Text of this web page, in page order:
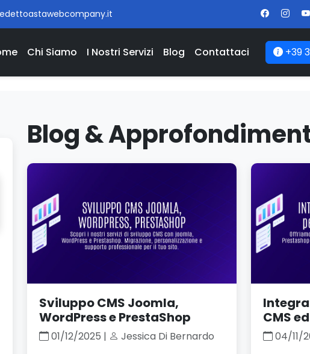
Chi Siamo I Nostri Servizi Blog Contattaci +39
Blog &
Sviluppo CMS Joomla,
WordPress e PrestaShop
01/12/2025 |
Jessica Di Bernardo
CMS
04/11/